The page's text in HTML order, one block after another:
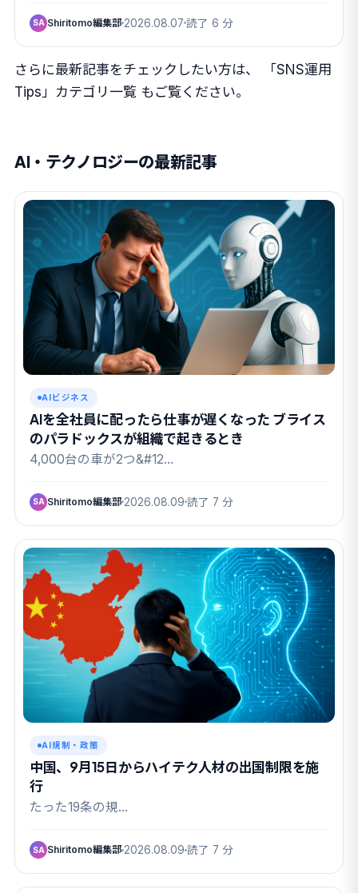
SA Shiritomo編集部 2026.08.07 読了 6 分
さらに最新記事をチェックしたい方は、
「SNS運用
Tips」カテゴリ一覧 もご覧ください。
AI・テクノロジーの最新記事
AIビジネス
AIを全社員に配ったら仕事が遅くなった ブライス
のパラドックスが組織で起きるとき
4,000台の車が2つ&#12…
SA Shiritomo編集部 2026.08.09 読了 7 分
AI規制・政策
中国、9月15日からハイテク人材の出国制限を施
行
たった19条の規…
SA Shiritomo編集部 2026.08.09 読了 7 分